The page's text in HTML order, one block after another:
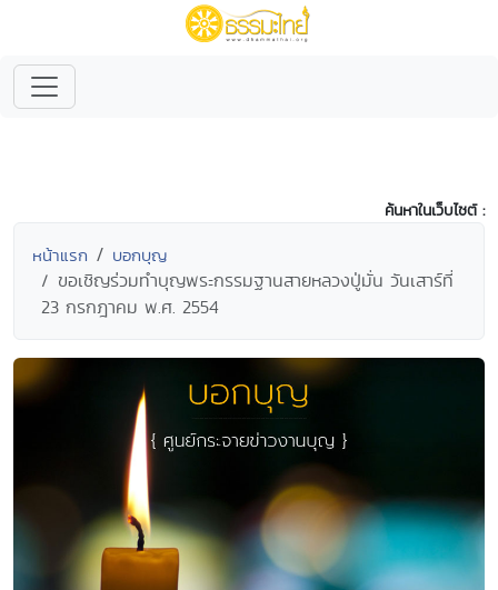
ค้นหาในเว็บไซต์ :
หน้าแรก บอกบุญ
ขอเชิญร่วมทำบุญพระกรรมฐานสายหลวงปู่มั่น วันเสาร์ที่
23 กรกฎาคม พ.ศ. 2554